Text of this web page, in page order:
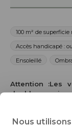
100 m² de superficie
Accès handicapé :
Ensoleillé
Attention :Les
doubles
location mini
Nous